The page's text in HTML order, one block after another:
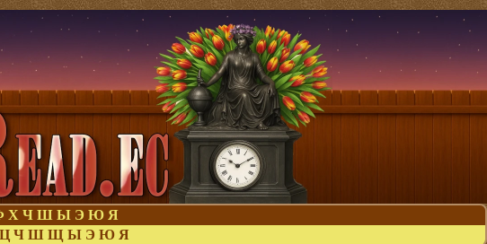
Х Ч Ш Ы Э Ю Я
Ц Ч Ш Щ Ы Э Ю Я